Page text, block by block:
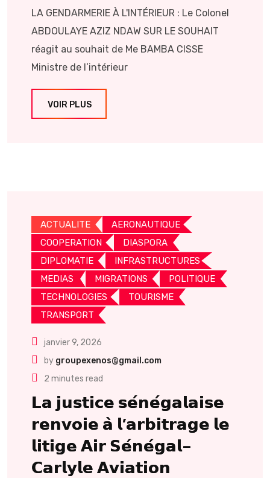
LA GENDARMERIE À L'INTÉRIEUR : Le Colonel
ABDOULAYE AZIZ NDAW SUR LE SOUHAIT
réagit au souhait de Me BAMBA CISSE
Ministre de l’intérieur
VOIR PLUS
ACTUALITE
AERONAUTIQUE
COOPERATION
DIASPORA
DIPLOMATIE
INFRASTRUCTURES
MEDIAS
MIGRATIONS
POLITIQUE
TECHNOLOGIES
TOURISME
TRANSPORT
janvier 9, 2026
by groupexenos@gmail.com
2 minutes read
𝗟𝗮 𝗷𝘂𝘀𝘁𝗶𝗰𝗲 𝘀𝗲́𝗻𝗲́𝗴𝗮𝗹𝗮𝗶𝘀𝗲
𝗿𝗲𝗻𝘃𝗼𝗶𝗲 𝗮̀ 𝗹’𝗮𝗿𝗯𝗶𝘁𝗿𝗮𝗴𝗲 𝗹𝗲
𝗹𝗶𝘁𝗶𝗴𝗲 𝗔𝗶𝗿 𝗦𝗲́𝗻𝗲́𝗴𝗮𝗹–
𝗖𝗮𝗿𝗹𝘆𝗹𝗲 𝗔𝘃𝗶𝗮𝘁𝗶𝗼𝗻